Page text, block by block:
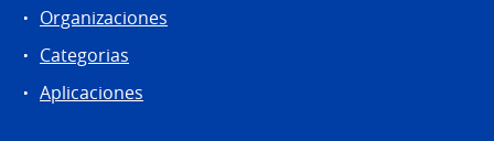
Organizaciones
Categorias
Aplicaciones